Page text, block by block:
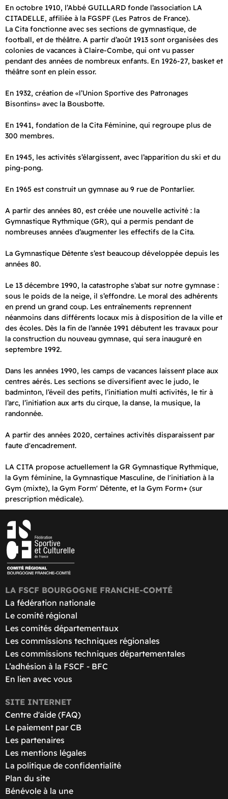
En octobre 1910, l’Abbé GUILLARD fonde l’association LA
CITADELLE, affiliée à la FGSPF (Les Patros de France).
La Cita fonctionne avec ses sections de gymnastique, de
football, et de théâtre. A partir d’août 1913 sont organisées des
colonies de vacances à Claire-Combe, qui ont vu passer
pendant des années de nombreux enfants. En 1926-27, basket et
théâtre sont en plein essor.
En 1932, création de «l’Union Sportive des Patronages
Bisontins» avec la Bousbotte.
En 1941, fondation de la Cita Féminine, qui regroupe plus de
300 membres.
En 1945, les activités s’élargissent, avec l’apparition du ski et du
ping-pong.
En 1965 est construit un gymnase au 9 rue de Pontarlier.
A partir des années 80, est créée une nouvelle activité : la
Gymnastique Rythmique (GR), qui a permis pendant de
nombreuses années d’augmenter les effectifs de la Cita.
La Gymnastique Détente s’est beaucoup développée depuis les
années 80.
Le 13 décembre 1990, la catastrophe s’abat sur notre gymnase :
sous le poids de la neige, il s’effondre. Le moral des adhérents
en prend un grand coup. Les entraînements reprennent
néanmoins dans différents locaux mis à disposition de la ville et
des écoles. Dès la fin de l’année 1991 débutent les travaux pour
la construction du nouveau gymnase, qui sera inauguré en
septembre 1992.
Dans les années 1990, les camps de vacances laissent place aux
centres aérés. Les sections se diversifient avec le judo, le
badminton, l’éveil des petits, l’initiation multi activités, le tir à
l’arc, l’initiation aux arts du cirque, la danse, la musique, la
randonnée.
A partir des années 2020, certaines activités disparaissent par
faute d'encadrement.
LA CITA propose actuellement la GR Gymnastique Rythmique,
la Gym féminine, la Gymnastique Masculine, de l'initiation à la
Gym (mixte), la Gym Form' Détente, et la Gym Form+ (sur
prescription médicale).
LA FSCF BOURGOGNE FRANCHE-COMTÉ
La fédération nationale
Le comité régional
Les comités départementaux
Les commissions techniques régionales
Les commissions techniques départementales
L’adhésion à la FSCF - BFC
En lien avec vous
SITE INTERNET
Centre d'aide (FAQ)
Le paiement par CB
Les partenaires
Les mentions légales
La politique de confidentialité
Plan du site
Bénévole à la une